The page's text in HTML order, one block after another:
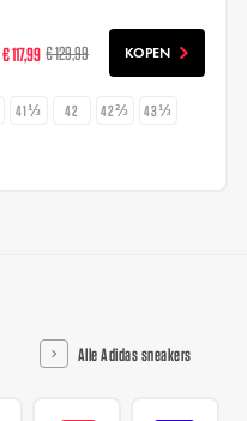
€ 117,99 € 129,99 KOPEN
41⅓ 42 42⅔
43⅓
Alle Adidas sneakers